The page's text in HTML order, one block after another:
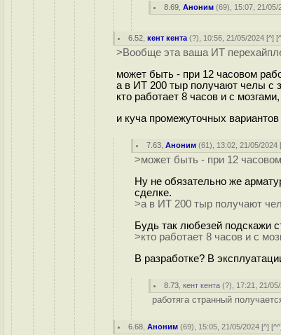
8.69 ,Аноним (69), 15:07, 21/
6.52 ,кент кента (?), 10:56, 21/05/2024 [^] [
>Вообще эта ваша ИТ
может быть - при 12 часовом
а в ИТ 200 тыр получают челы с
кто работает 8 часов и с
и куча промежуточных
7.63 ,Аноним (61), 13:02, 21/05/2024
>может быть - при 12
Ну не обязательно же
сделке.
>а в ИТ 200 тыр получают
Будь так любезей подскажи
>кто работает 8 часов и с
В разработке? В
8.73 ,кент кента (?), 17:21, 21/
работяга странный
6.68 ,Аноним (69), 15:05, 21/05/2024 [^] [^^